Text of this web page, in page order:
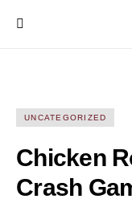
UNCATEGORIZED
Chicken
Crash